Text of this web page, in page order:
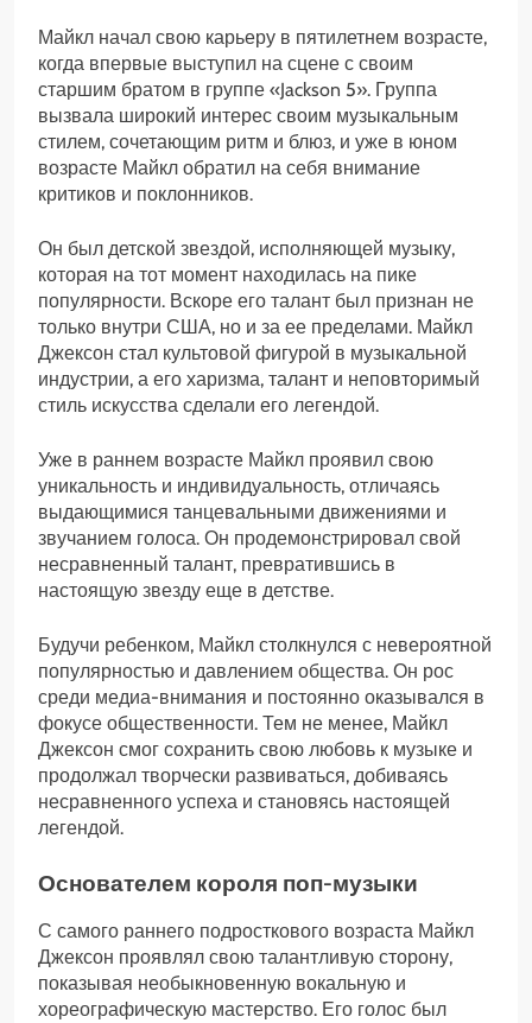
Майкл начал свою карьеру в пятилетнем возрасте,
когда впервые выступил на сцене с своим
старшим братом в группе «Jackson 5». Группа
вызвала широкий интерес своим музыкальным
стилем, сочетающим ритм и блюз, и уже в юном
возрасте Майкл обратил на себя внимание
критиков и поклонников.
Он был детской звездой, исполняющей музыку,
которая на тот момент находилась на пике
популярности. Вскоре его талант был признан не
только внутри США, но и за ее пределами. Майкл
Джексон стал культовой фигурой в музыкальной
индустрии, а его харизма, талант и неповторимый
стиль искусства сделали его легендой.
Уже в раннем возрасте Майкл проявил свою
уникальность и индивидуальность, отличаясь
выдающимися танцевальными движениями и
звучанием голоса. Он продемонстрировал свой
несравненный талант, превратившись в
настоящую звезду еще в детстве.
Будучи ребенком, Майкл столкнулся с невероятной
популярностью и давлением общества. Он рос
среди медиа-внимания и постоянно оказывался в
фокусе общественности. Тем не менее, Майкл
Джексон смог сохранить свою любовь к музыке и
продолжал творчески развиваться, добиваясь
несравненного успеха и становясь настоящей
легендой.
Основателем короля поп-музыки
С самого раннего подросткового возраста Майкл
Джексон проявлял свою талантливую сторону,
показывая необыкновенную вокальную и
хореографическую мастерство. Его голос был